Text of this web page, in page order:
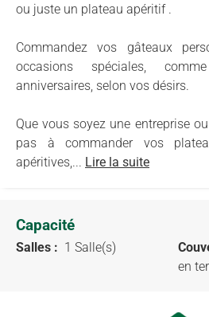
ou juste un plateau apéritif .
Commandez vos gâteaux
occasions spéciales,
anniversaires, selon vos désirs.
Que vous soyez une entreprise
pas à commander vos
apéritives,... Lire la suite
Capacité
Salles : 1 Salle(s)
en